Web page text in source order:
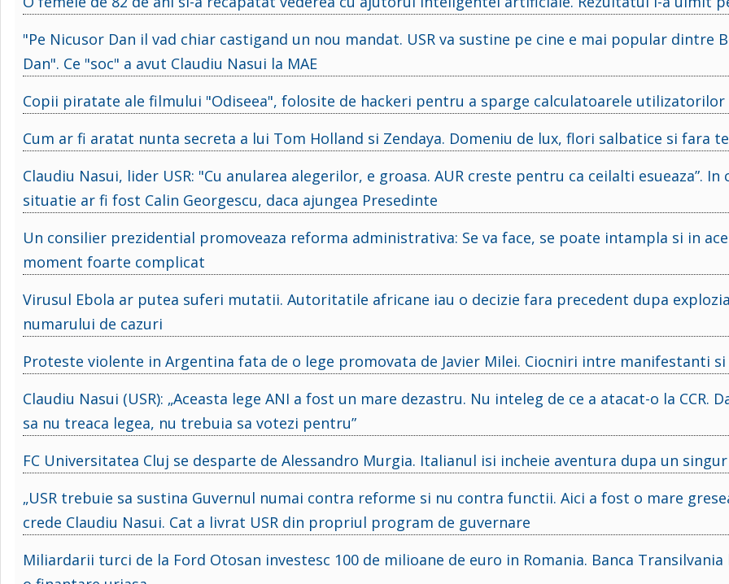
"Pe Nicusor Dan il vad chiar castigand un nou mandat. USR va sustine pe cine e mai popular dintre
Dan". Ce "soc" a avut Claudiu Nasui la MAE
Copii piratate ale filmului "Odiseea", folosite de hackeri pentru a sparge calculatoarele utilizatorilor
Cum ar fi aratat nunta secreta a lui Tom Holland si Zendaya. Domeniu de lux, flori salbatice si fara
Claudiu Nasui, lider USR: "Cu anularea alegerilor, e groasa. AUR creste pentru ca ceilalti esueaza”. In
situatie ar fi fost Calin Georgescu, daca ajungea Presedinte
Un consilier prezidential promoveaza reforma administrativa: Se va face, se poate intampla si in
moment foarte complicat
Virusul Ebola ar putea suferi mutatii. Autoritatile africane iau o decizie fara precedent dupa explozia
numarului de cazuri
Proteste violente in Argentina fata de o lege promovata de Javier Milei. Ciocniri intre manifestanti
Claudiu Nasui (USR): „Aceasta lege ANI a fost un mare dezastru. Nu inteleg de ce a atacat-o la CCR.
sa nu treaca legea, nu trebuia sa votezi pentru”
FC Universitatea Cluj se desparte de Alessandro Murgia. Italianul isi incheie aventura dupa un
„USR trebuie sa sustina Guvernul numai contra reforme si nu contra functii. Aici a fost o mare
crede Claudiu Nasui. Cat a livrat USR din propriul program de guvernare
Miliardarii turci de la Ford Otosan investesc 100 de milioane de euro in Romania. Banca Transilvania